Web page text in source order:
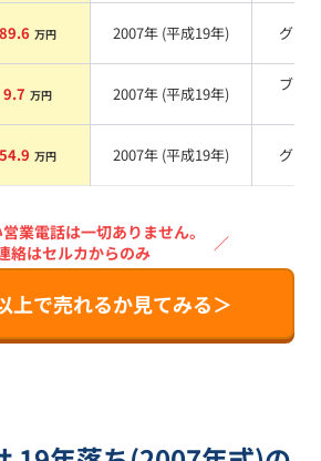
89.6 万円 2007年 (平成19年) グレー
9.7 万円 2007年 (平成19年)
ブラ
54.9 万円 2007年 (平成19年) グレー
業電話は一切ありません。
絡はセルカからのみ
／
上で売れるか見てみる＞